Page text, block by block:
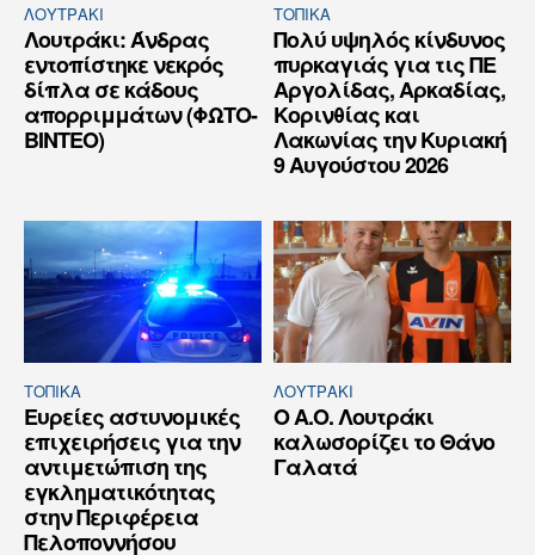
ΛΟΥΤΡΆΚΙ
Λουτράκι: Άνδρας
εντοπίστηκε νεκρός
δίπλα σε κάδους
απορριμμάτων (ΦΩΤΟ-
ΒΙΝΤΕΟ)
ΤΟΠΙΚΑ
Πολύ υψηλός κίνδυνος
πυρκαγιάς για τις ΠΕ
Αργολίδας, Αρκαδίας,
Κορινθίας και
Λακωνίας την Κυριακή
9 Αυγούστου 2026
ΤΟΠΙΚΑ
Ευρείες αστυνομικές
επιχειρήσεις για την
αντιμετώπιση της
εγκληματικότητας
στην Περιφέρεια
Πελοποννήσου
ΛΟΥΤΡΆΚΙ
Ο Α.Ο. Λουτράκι
καλωσορίζει το Θάνο
Γαλατά